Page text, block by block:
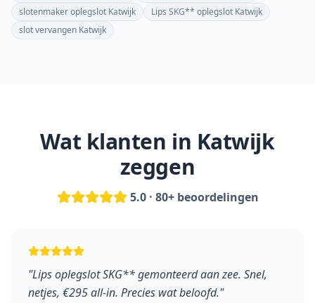
slotenmaker oplegslot Katwijk
Lips SKG** oplegslot Katwijk
slot vervangen Katwijk
Wat klanten in Katwijk
zeggen
5.0 · 80+ beoordelingen
"Lips oplegslot SKG** gemonteerd aan zee. Snel,
netjes, €295 all-in. Precies wat beloofd."